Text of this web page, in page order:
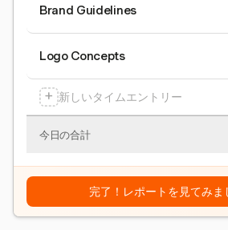
Brand Guidelines
Logo Concepts
+ 新しいタイムエントリー
今日の合計
完了！レポートを見てみま